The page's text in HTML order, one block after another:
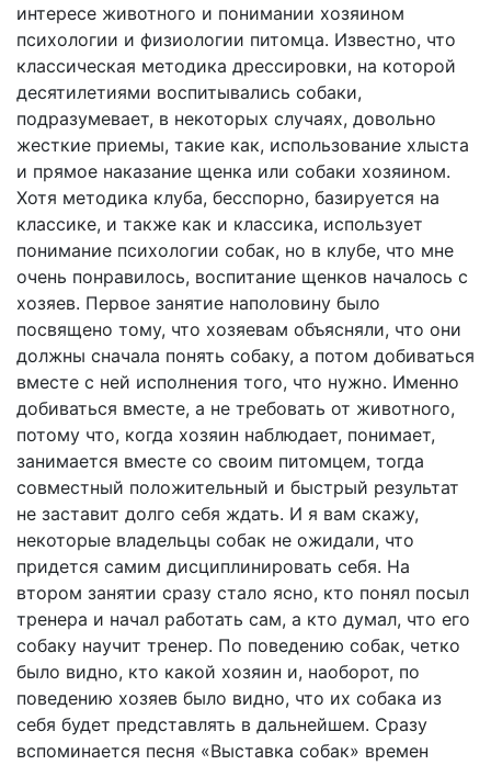
интересе животного и понимании хозяином
психологии и физиологии питомца. Известно, что
классическая методика дрессировки, на которой
десятилетиями воспитывались собаки,
подразумевает, в некоторых случаях, довольно
жесткие приемы, такие как, использование хлыста
и прямое наказание щенка или собаки хозяином.
Хотя методика клуба, бесспорно, базируется на
классике, и также как и классика, использует
понимание психологии собак, но в клубе, что мне
очень понравилось, воспитание щенков началось с
хозяев. Первое занятие наполовину было
посвящено тому, что хозяевам объясняли, что они
должны сначала понять собаку, а потом добиваться
вместе с ней исполнения того, что нужно. Именно
добиваться вместе, а не требовать от животного,
потому что, когда хозяин наблюдает, понимает,
занимается вместе со своим питомцем, тогда
совместный положительный и быстрый результат
не заставит долго себя ждать. И я вам скажу,
некоторые владельцы собак не ожидали, что
придется самим дисциплинировать себя. На
втором занятии сразу стало ясно, кто понял посыл
тренера и начал работать сам, а кто думал, что его
собаку научит тренер. По поведению собак, четко
было видно, кто какой хозяин и, наоборот, по
поведению хозяев было видно, что их собака из
себя будет представлять в дальнейшем. Сразу
вспоминается песня «Выставка собак» времен